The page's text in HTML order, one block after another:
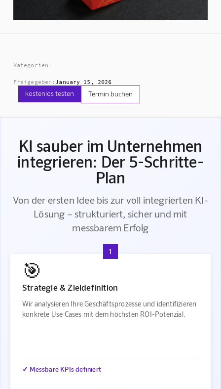
Kategorien:
Freigegeben: January 15, 2026
kostenlos testen Termin buchen
KI sauber im Unternehmen
integrieren: Der 5-Schritte-
Plan
Von der ersten Idee bis zur voll integrierten KI-
Lösung – strukturiert, sicher und mit
messbarem Erfolg
1
🎯
Strategie & Zieldefinition
Wir analysieren Ihre Geschäftsprozesse und identifizieren
konkrete Use Cases mit dem höchsten ROI-Potenzial.
✓ Messbare KPIs definiert